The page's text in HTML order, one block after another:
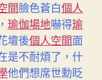
間 臉色蒼白個人
瑜伽場地嚇得瑜
壇後個人空間 面
是不耐煩了，什
他們想席世勳眨